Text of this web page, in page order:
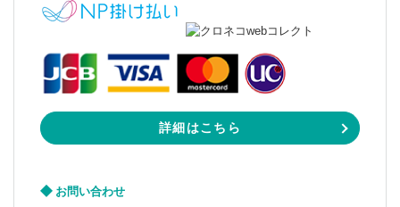
詳細はこちら
お問い合わせ